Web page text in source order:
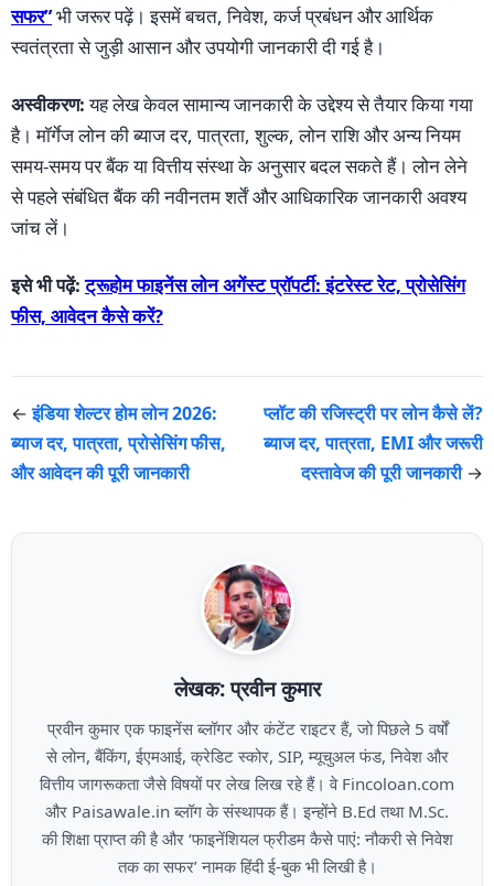
सफर”भी जरूर पढ़ें। इसमें बचत, निवेश, कर्ज प्रबंधन और आर्थिक
स्वतंत्रता से जुड़ी आसान और उपयोगी जानकारी दी गई है।
अस्वीकरण:यह लेख केवल सामान्य जानकारी के उद्देश्य से तैयार किया गया
है। मॉर्गेज लोन की ब्याज दर, पात्रता, शुल्क, लोन राशि और अन्य नियम
समय-समय पर बैंक या वित्तीय संस्था के अनुसार बदल सकते हैं। लोन लेने
से पहले संबंधित बैंक की नवीनतम शर्तें और आधिकारिक जानकारी अवश्य
जांच लें।
इसे भी पढ़ें:ट्रूहोम फाइनेंस लोन अगेंस्ट प्रॉपर्टी: इंटरेस्ट रेट, प्रोसेसिंग
फीस, आवेदन कैसे करें?
←इंडिया शेल्टर होम लोन 2026:
ब्याज दर, पात्रता, प्रोसेसिंग फीस,
और आवेदन की पूरी जानकारी
प्लॉट की रजिस्ट्री पर लोन कैसे लें?
ब्याज दर, पात्रता, EMI और जरूरी
दस्तावेज की पूरी जानकारी→
लेखक: प्रवीन कुमार
प्रवीन कुमार एक फाइनेंस ब्लॉगर और कंटेंट राइटर हैं, जो पिछले 5 वर्षों
से लोन, बैंकिंग, ईएमआई, क्रेडिट स्कोर, SIP, म्यूचुअल फंड, निवेश और
वित्तीय जागरूकता जैसे विषयों पर लेख लिख रहे हैं। वे Fincoloan.com
और Paisawale.in ब्लॉग के संस्थापक हैं। इन्होंने B.Ed तथा M.Sc.
की शिक्षा प्राप्त की है और ‘फाइनेंशियल फ्रीडम कैसे पाएं: नौकरी से निवेश
तक का सफर’ नामक हिंदी ई-बुक भी लिखी है।